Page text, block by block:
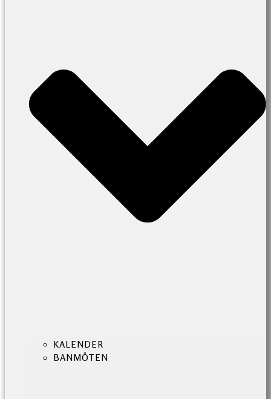
KALENDER
BANMÖTEN